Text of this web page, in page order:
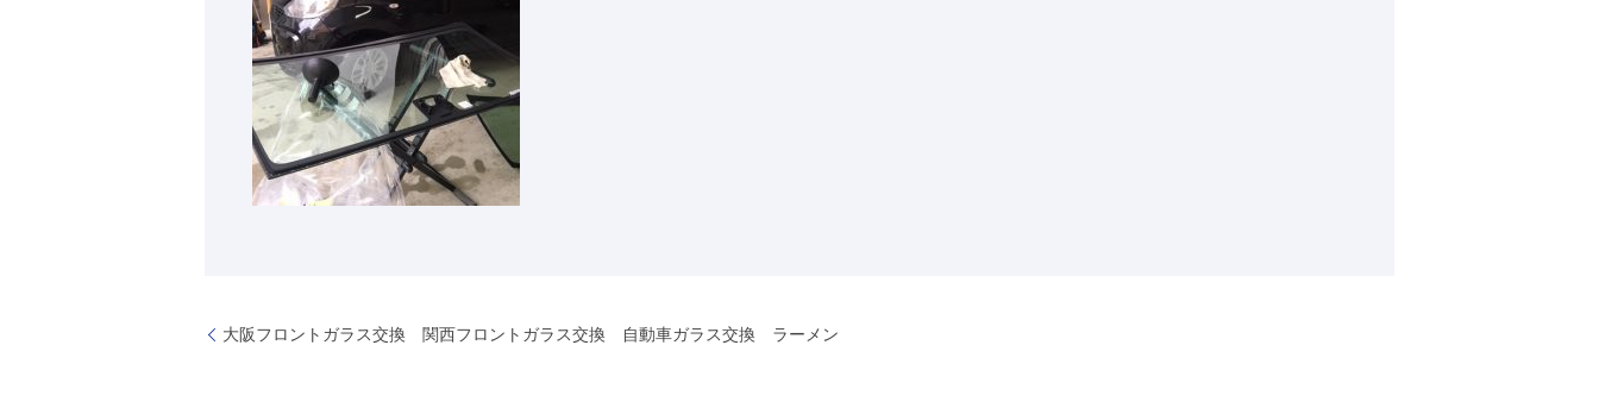
大阪フロントガラス交換 関西フロントガラス交換 自動車ガラス交換 ラーメン